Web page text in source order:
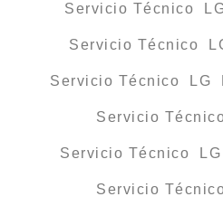
Servicio Técnico
Servicio Técnico
Servicio Técnico LG
Servicio
Servicio Técnico
Servicio